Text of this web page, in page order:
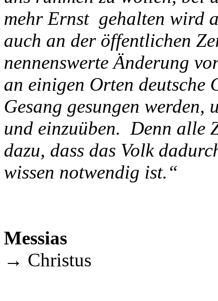
mehr Ernst gehalten wird
auch an der öffentlichen
nennenswerte Änderung
an einigen Orten deutsche
Gesang gesungen werden,
und einzuüben. Denn alle
dazu, dass das Volk
wissen notwendig ist.“
Messias
→ Christus